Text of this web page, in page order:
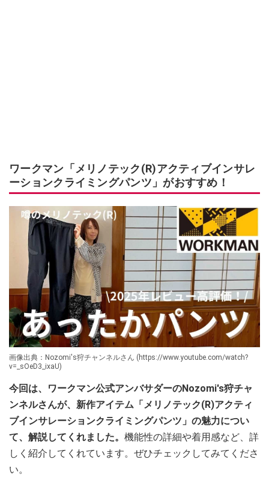
ワークマン「メリノテック(R)アクティブインサレ
ーションクライミングパンツ」がおすすめ！
画像出典：Nozomi's狩チャンネルさん (https://www.youtube.com/watch?
v=_sOeD3_ixaU)
今回は、ワークマン公式アンバサダーのNozomi's狩チャ
ンネルさんが、新作アイテム「メリノテック(R)アクティ
ブインサレーションクライミングパンツ」の魅力につい
て、解説してくれました。 機能性の詳細や着用感など、詳
しく紹介してくれています。ぜひチェックしてみてくださ
い。